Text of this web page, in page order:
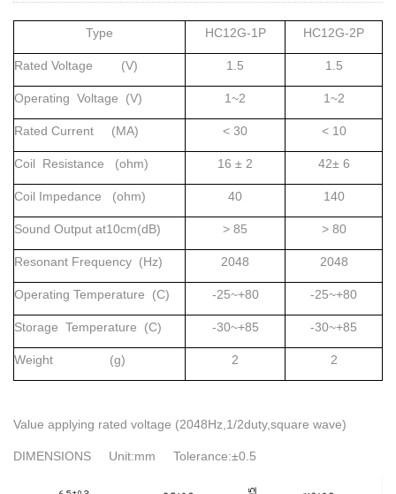
Type HC12G-1P HC12G-2P
Rated Voltage (V) 1.5 1.5
Operating Voltage (V) 1~2 1~2
Rated Current (MA) < 30 < 10
Coil Resistance (ohm) 16 ± 2 42± 6
Coil Impedance (ohm) 40 140
Sound Output at10cm(dB) > 85 > 80
Resonant Frequency (Hz) 2048 2048
Operating Temperature (C) -25~+80 -25~+80
Storage Temperature (C) -30~+85 -30~+85
Weight (g) 2 2
Value applying rated voltage (2048Hz,1/2duty,square wave)
DIMENSIONS Unit:mm Tolerance:±0.5